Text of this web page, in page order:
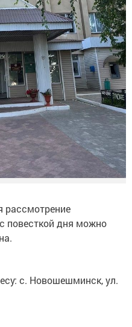
рассмотрение
повесткой дня можно
с. Новошешминск, ул.